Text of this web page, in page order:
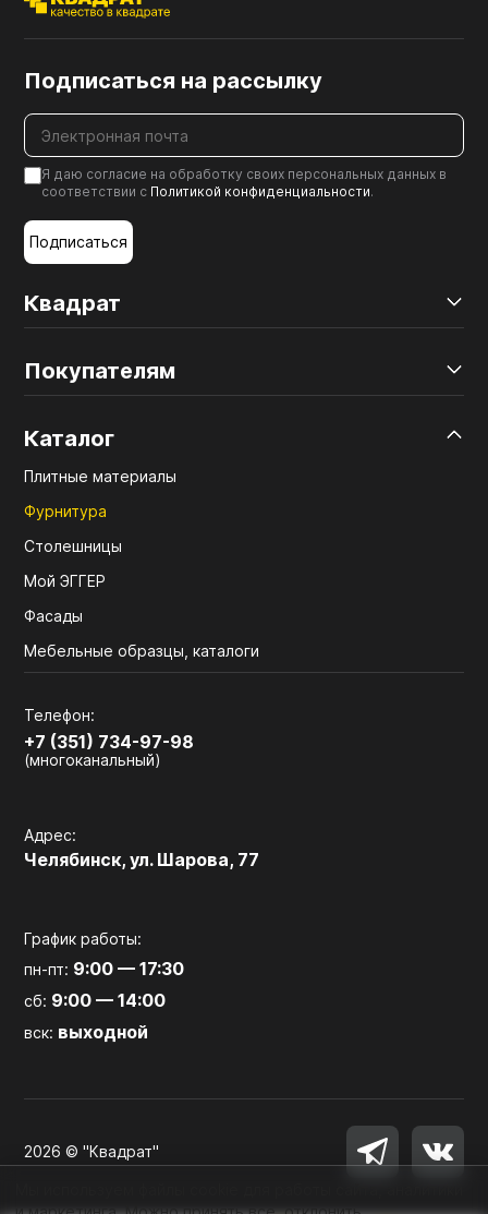
Квадрат
Покупателям
Каталог
Плитные материалы
Фурнитура
Столешницы
Мой ЭГГЕР
Фасады
Мебельные образцы, каталоги
Телефон:
+7 (351) 734-97-98
(многоканальный)
Адрес:
Челябинск, ул. Шарова, 77
График работы:
пн-пт: 9:00 — 17:30
сб: 9:00 — 14:00
вск: выходной
Подписаться на рассылку
Я даю согласие на обработку своих персональных данных в
соответствии с Политикой конфиденциальности.
Подписаться
2026 © "Квадрат"